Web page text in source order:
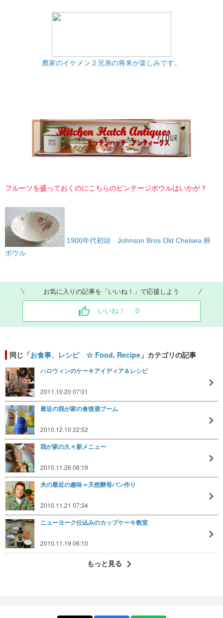
農家のイケメン２兄弟の将来が楽しみです。
フルーツを盛っておくのにこちらのビンテージボウルはいかが？
1900年代初頭 Johnson Bros Old Chelsea 柄
ボウル
お気に入りの記事を「いいね！」で応援しよう
いいね！ 0
同じ「お食事、レシピ ☆ Food, Recipe 」カテゴリの記事
ハロウィンのケーキアイディア＆レシピ
2011.10.20 07:01
最近の我が家の食後酒ブーム
2010.12.10 22:52
我が家の久々新メニュー
2010.11.26 08:19
夫の最近の趣味＝天然酵母パン作り
2010.11.21 07:34
ニューヨーク仕込みのカップケーキ教室
2010.11.19 06:10
もっと見る